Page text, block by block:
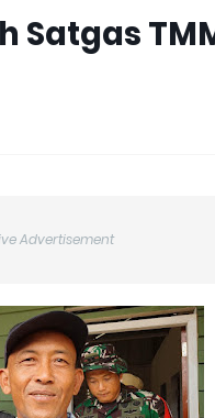
Satgas
Advertisement